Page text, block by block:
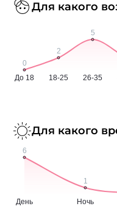
Для какого
Для какого